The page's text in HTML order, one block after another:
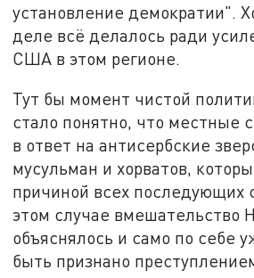
установление демократии".
деле всё делалось ради
США в этом регионе.
Тут бы момент чистой
стало понятно, что местные
в ответ на антисербские
мусульман и хорватов,
причиной всех последующих
этом случае вмешательство
объяснялось и само по себе
быть признано